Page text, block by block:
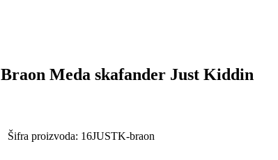
Braon Meda skafander Just Kiddin
Šifra proizvoda: 16JUSTK-braon